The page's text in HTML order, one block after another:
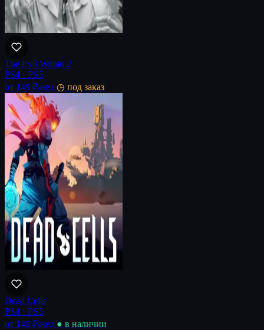
The Evil Within 2
PS4 · PS5
от 149 ₽/нед ◷ под заказ
Dead Cells
PS4 · PS5
от 149 ₽/нед ● в наличии